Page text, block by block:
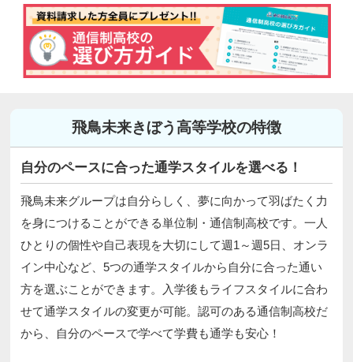
飛鳥未来きぼう高等学校の特徴
自分のペースに合った通学スタイルを選べる！
飛鳥未来グループは自分らしく、夢に向かって羽ばたく力
を身につけることができる単位制・通信制高校です。一人
ひとりの個性や自己表現を大切にして週1～週5日、オンラ
イン中心など、5つの通学スタイルから自分に合った通い
方を選ぶことができます。入学後もライフスタイルに合わ
せて通学スタイルの変更が可能。認可のある通信制高校だ
から、自分のペースで学べて学費も通学も安心！